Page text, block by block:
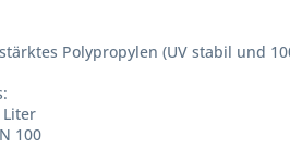
Polypropylen (UV stabil und
Liter
100